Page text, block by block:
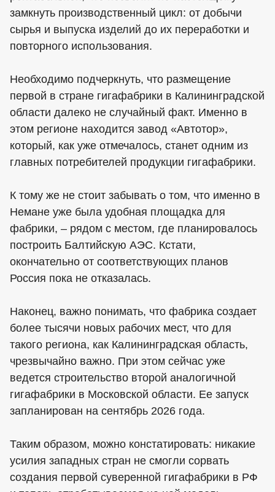
замкнуть производственный цикл: от добычи
сырья и выпуска изделий до их переработки и
повторного использования.
Необходимо подчеркнуть, что размещение
первой в стране гигафабрики в Калининградской
области далеко не случайный факт. Именно в
этом регионе находится завод «Автотор»,
который, как уже отмечалось, станет одним из
главных потребителей продукции гигафабрики.
К тому же не стоит забывать о том, что именно в
Немане уже была удобная площадка для
фабрики, – рядом с местом, где планировалось
построить Балтийскую АЭС. Кстати,
окончательно от соответствующих планов
Россия пока не отказалась.
Наконец, важно понимать, что фабрика создает
более тысячи новых рабочих мест, что для
такого региона, как Калининградская область,
чрезвычайно важно. При этом сейчас уже
ведется строительство второй аналогичной
гигафабрики в Московской области. Ее запуск
запланирован на сентябрь 2026 года.
Таким образом, можно констатировать: никакие
усилия западных стран не смогли сорвать
создания первой суверенной гигафабрики в РФ